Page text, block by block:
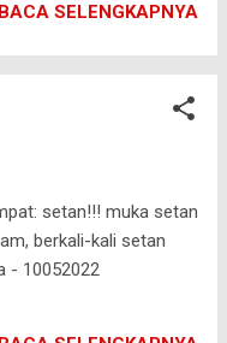
Dasar tetangga berisik,
kuping? - ekpan -
BACA SELENGKAPNYA
setan!!! muka setan
berkali-kali setan
- 10052022